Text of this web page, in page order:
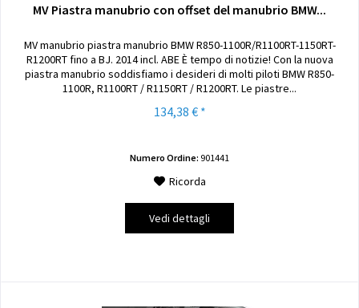
MV Piastra manubrio con offset del manubrio BMW...
MV manubrio piastra manubrio BMW R850-1100R/R1100RT-1150RT-
R1200RT fino a BJ. 2014 incl. ABE È tempo di notizie! Con la nuova
piastra manubrio soddisfiamo i desideri di molti piloti BMW R850-
1100R, R1100RT / R1150RT / R1200RT. Le piastre...
134,38 € *
Numero Ordine: 901441
Ricorda
Vedi dettagli